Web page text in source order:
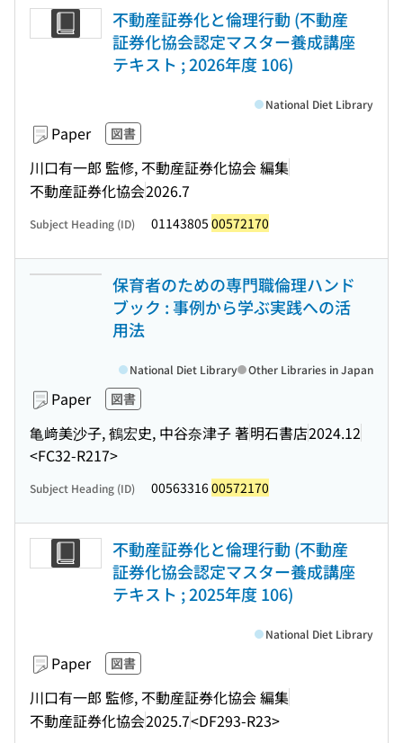
不動産証券化と倫理行動 (不動産
証券化協会認定マスター養成講座
テキスト ; 2026年度 106)
Paper 図書
川口有一郎 監修, 不動産証券化協会 編集
不動産証券化協会2026.7
National Diet Library
Subject Heading (ID) 01143805 00572170
保育者のための専門職倫理ハンド
ブック : 事例から学ぶ実践への活
用法
Paper 図書
亀﨑美沙子, 鶴宏史, 中谷奈津子 著明石書店2024.12
<FC32-R217>
National Diet Library Other Libraries in Japan
Subject Heading (ID) 0056331600572170
不動産証券化と倫理行動 (不動産
証券化協会認定マスター養成講座
テキスト ; 2025年度 106)
Paper 図書
川口有一郎 監修, 不動産証券化協会 編集
不動産証券化協会2025.7<DF293-R23>
National Diet Library